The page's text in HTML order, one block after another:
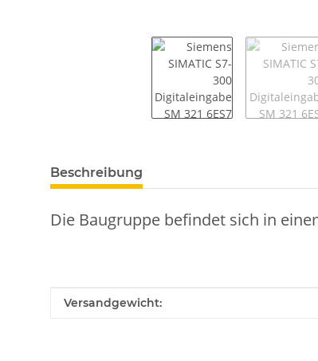
weitere Registerkarten anzeigen
Beschreibung
Die Baugruppe befindet sich in
Produkteigenschaft
Wert
Versandgewicht: